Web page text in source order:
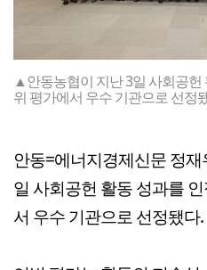
▲안동농협이 지난 3일 사회공헌
위 평가에서 우수 기관으로 선정
안동=에너지경제신문 정
일 사회공헌 활동 성과를
서 우수 기관으로 선정됐다.